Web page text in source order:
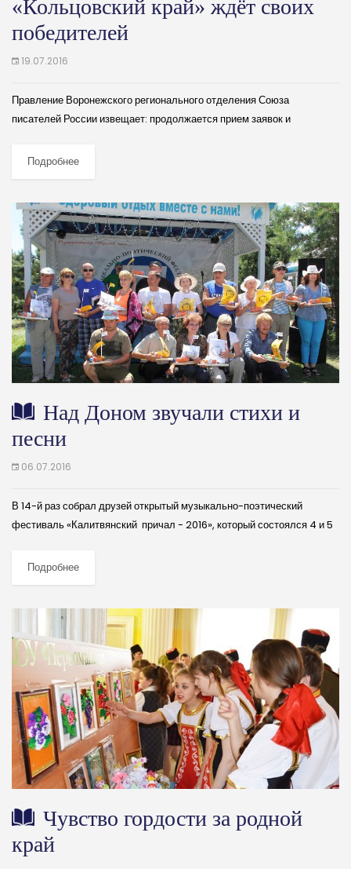
«Кольцовский край» ждёт своих
победителей
19.07.2016
Правление Воронежского регионального отделения Союза
писателей России извещает: продолжается прием заявок и
край». К участию в конкурсе приглашаются как профессиональные,
так и самодеятельные авторы...
Подробнее
Над Доном звучали стихи и
песни
06.07.2016
В 14-й раз собрал друзей открытый музыкально-поэтический
фестиваль «Калитвянский причал - 2016», который состоялся 4 и 5
Воронежской области. (далее…)
Подробнее
Чувство гордости за родной
край